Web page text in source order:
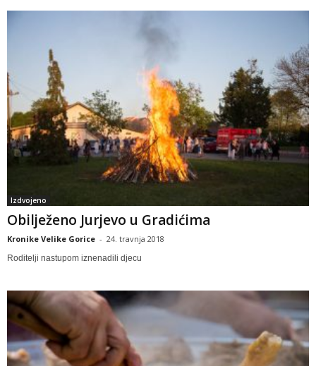
Izdvojeno
Obilježeno Jurjevo u Gradićima
Kronike Velike Gorice - 24. travnja 2018
Roditelji nastupom iznenadili djecu